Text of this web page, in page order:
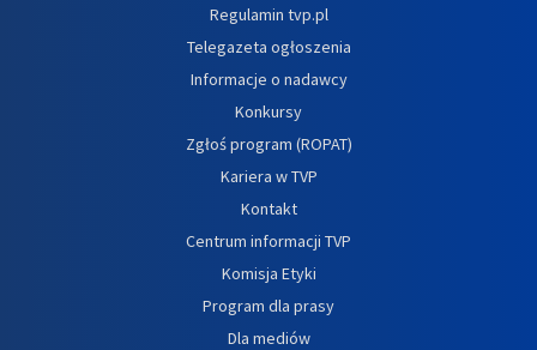
Regulamin tvp.pl
Telegazeta ogłoszenia
Informacje o nadawcy
Konkursy
Zgłoś program (ROPAT)
Kariera w TVP
Kontakt
Centrum informacji TVP
Komisja Etyki
Program dla prasy
Dla mediów